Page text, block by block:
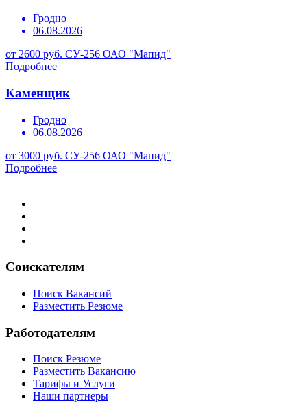
Гродно
06.08.2026
от 2600 руб. СУ-256 ОАО "Мапид"
Подробнее
Каменщик
Гродно
06.08.2026
от 3000 руб. СУ-256 ОАО "Мапид"
Подробнее
Соискателям
Поиск Вакансий
Разместить Резюме
Работодателям
Поиск Резюме
Разместить Вакансию
Тарифы и Услуги
Наши партнеры